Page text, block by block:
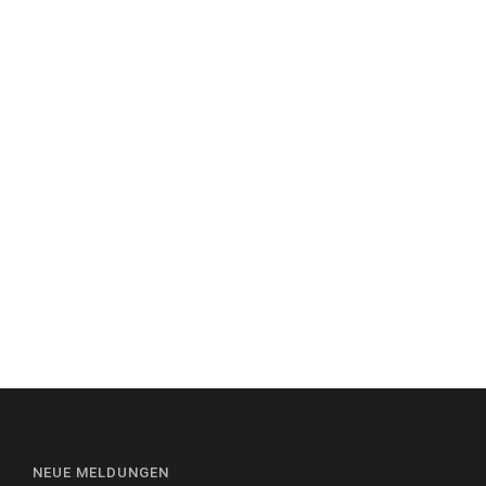
NEUE MELDUNGEN